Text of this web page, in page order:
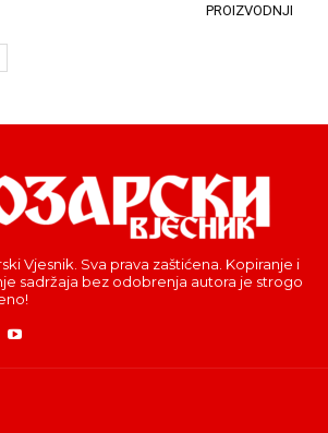
PROIZVODNJI
Vjesnik. Sva prava zaštićena. Kopiranje i
sadržaja bez odobrenja autora je strogo